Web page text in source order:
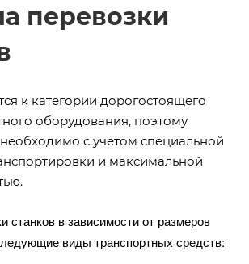
перевозки
к категории дорогостоящего
оборудования, поэтому
с учетом специальной
и максимальной
станков в зависимости от размеров
виды транспортных средств: